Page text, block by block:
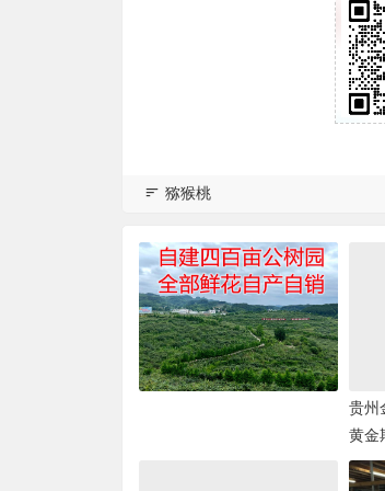
猕猴桃
贵州
黄金
丰产